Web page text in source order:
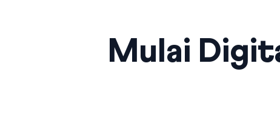
Mulai